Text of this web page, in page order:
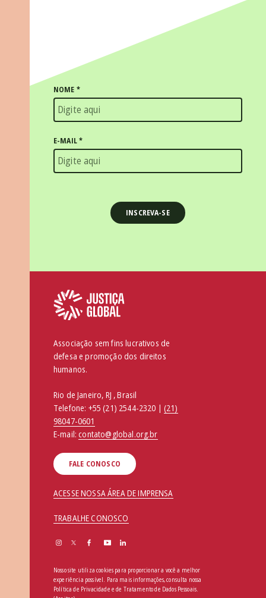
NOME *
E-MAIL*
Associação sem fins lucrativos de
defesa e promoção dos direitos
humanos.
Rio de Janeiro, RJ , Brasil
Telefone: +55 (21) 2544-2320 | (21)
98047-0601
E-mail:contato@global.org.br
FALE CONOSCO
ACESSE NOSSA ÁREA DE IMPRENSA
TRABALHE CONOSCO
Nosso site utiliza cookies para proporcionar a você a melhor
experiência possível. Para mais informações, consulta nossa
Política de Privacidade e de Tratamento de Dados Pessoais